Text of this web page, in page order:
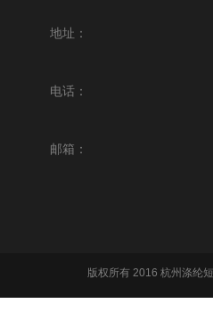
地址：
电话：
邮箱：
版权所有 2016 杭州涤纶